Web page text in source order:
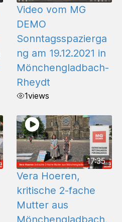
Video vom MG
DEMO
Sonntagsspazierga
ng am 19.12.2021 in
Mönchengladbach-
Rheydt
1views
17:35
Vera Hoeren,
kritische 2-fache
Mutter aus